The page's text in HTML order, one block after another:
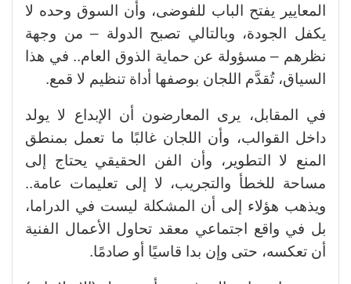
المعايير يفتح الباب للفوضى، وأن السوق وحده لا
يكفل الجودة، وبالتالي تصبح الدولة – من وجهة
نظرهم – مسؤولة عن حماية الذوق العام.. في هذا
السياق، تُقدَّم اللجان بوصفها أداة تنظيم لا قمع.
في المقابل، يرى المعارضون أن الإبداع لا يولد
داخل القوالب، وأن اللجان غالبًا ما تعمل بمنطق
المنع لا التطوير، وأن الفن الحقيقي يحتاج إلى
مساحة للخطأ والتجريب، لا إلى تعليمات عامة..
ويذهب هؤلاء إلى أن المشكلة ليست في الدراما،
بل في واقع اجتماعي معقد تحاول الأعمال الفنية
أن تعكسه، حتى وإن بدا قاسيًا أو صادمًا.